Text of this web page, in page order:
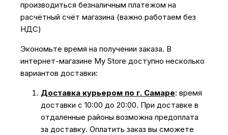
производиться безналичным платежом на
расчётный счёт магазина (важно работаем без
НДС)
Экономьте время на получении заказа. В
интернет-магазине My Store доступно несколько
вариантов доставки:
Доставка курьером по г. Самаре: время
доставки с 10:00 до 20:00. При доставке в
отдаленные районы возможна предоплата
за доставку. Оплатить заказ вы сможете